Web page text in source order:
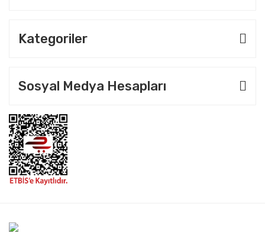
Kategoriler
Sosyal Medya Hesapları